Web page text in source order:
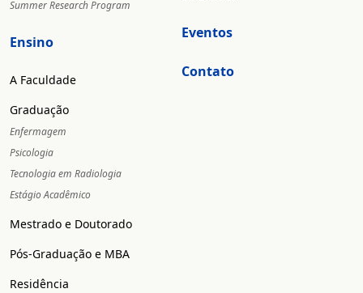
Summer Research Program
Ensino
A Faculdade
Graduação
Enfermagem
Psicologia
Tecnologia em Radiologia
Estágio Acadêmico
Mestrado e Doutorado
Pós-Graduação e MBA
Residência
Eventos
Contato